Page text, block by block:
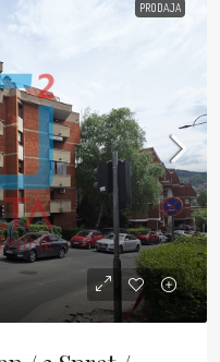
PRODAJA